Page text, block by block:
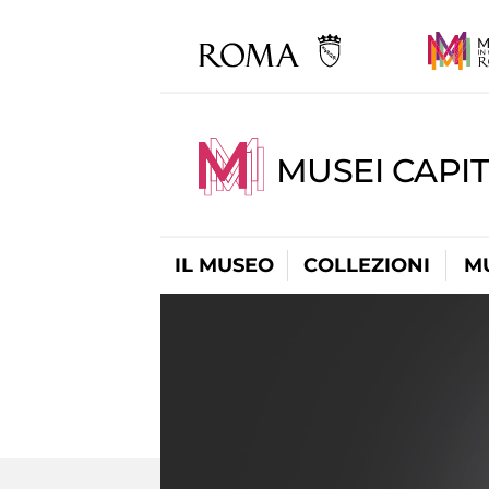
MUSEI
IL MUSEO COLLEZIONI